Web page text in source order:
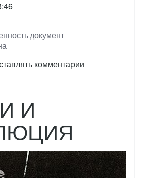
документ
комментарии
И